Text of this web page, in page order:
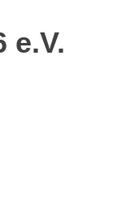
e.V.